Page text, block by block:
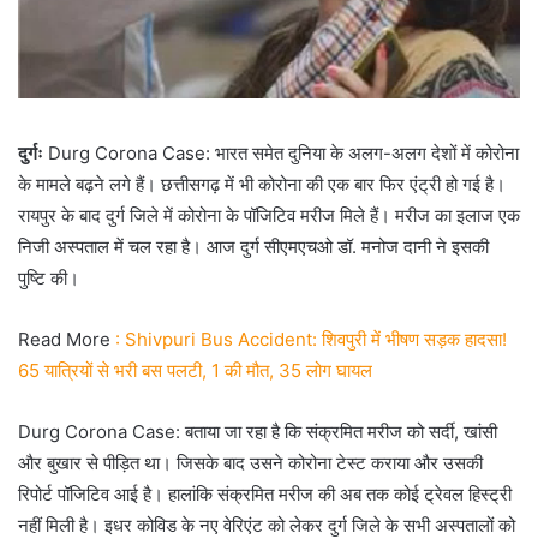
दुर्गः Durg Corona Case: भारत समेत दुनिया के अलग-अलग देशों में कोरोना
के मामले बढ़ने लगे हैं। छत्तीसगढ़ में भी कोरोना की एक बार फिर एंट्री हो गई है।
रायपुर के बाद दुर्ग जिले में कोरोना के पॉजिटिव मरीज मिले हैं। मरीज का इलाज एक
निजी अस्पताल में चल रहा है। आज दुर्ग सीएमएचओ डॉ. मनोज दानी ने इसकी
पुष्टि की।
Read More : Shivpuri Bus Accident: शिवपुरी में भीषण सड़क हादसा!
65 यात्रियों से भरी बस पलटी, 1 की मौत, 35 लोग घायल
Durg Corona Case: बताया जा रहा है कि संक्रमित मरीज को सर्दी, खांसी
और बुखार से पीड़ित था। जिसके बाद उसने कोरोना टेस्ट कराया और उसकी
रिपोर्ट पॉजिटिव आई है। हालांकि संक्रमित मरीज की अब तक कोई ट्रेवल हिस्ट्री
नहीं मिली है। इधर कोविड के नए वेरिएंट को लेकर दुर्ग जिले के सभी अस्पतालों को